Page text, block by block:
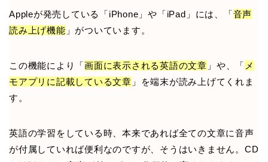
Appleが発売している「iPhone」や「iPad」には、「音声
読み上げ機能 」がついています。
この機能により「画面に表示される英語の文章 」や、「 メ
モアプリに記載している文章 」を端末が読み上げてくれま
す。
英語の学習をしている時、本来であれば全ての文章に音声
が付属していれば便利なのですが、そうはいきません。CD